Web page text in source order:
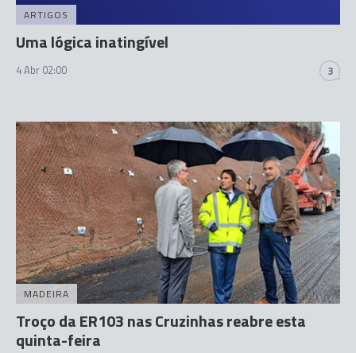
ARTIGOS
Uma lógica inatingível
4 Abr 02:00 3
MADEIRA
Troço da ER103 nas Cruzinhas reabre esta
quinta-feira